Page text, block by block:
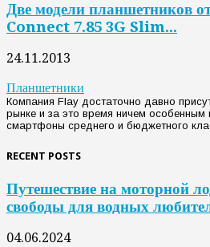
Две модели планшетников
Connect 7.85 3G Slim...
24.11.2013
Планшетники
Компания Flay достаточно давно
рынке и за это время ничем
смартфоны среднего и бюджетного
RECENT POSTS
Путешествие на моторной
свободы для водных
04.06.2024